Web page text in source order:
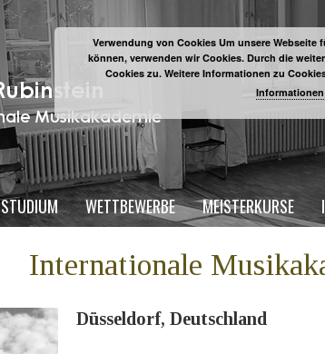
STUDIUM WETTBEWERBE MEISTERKURSE
Internationale
Düsseldorf, Deutschland
Verwendung von Cookies Um unsere
können, verwenden wir Cookies. Durch die
Cookies zu. Weitere Informationen zu
Informationen